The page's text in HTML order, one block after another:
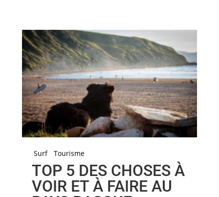
Surf Tourisme
TOP 5 DES CHOSES À
VOIR ET À FAIRE AU